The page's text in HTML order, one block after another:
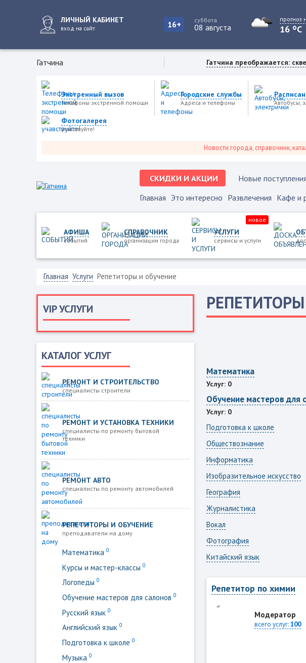
ЛИЧНЫЙ КАБИНЕТ
вход на сайт 16+ суббота
08 августа
прогноз
16 oC
Гатчина Гатчина преображается:
Экстренный вызов
Телефоны экстренной помощи
Городские службы
Адреса и телефоны Автобусы,
Фотогалерея
учавствуйте!
Новости города, справочник, каталог
СКИДКИ И АКЦИИ Новые поступления
Главная Это интересно Развлечения Кафе и
АФИША
событий
СПРАВОЧНИК
организации города
УСЛУГИ
сервисы и услуги
новое
Главная Услуги Репетиторы и обучение
VIP УСЛУГИ
КАТАЛОГ УСЛУГ
РЕМОНТ И СТРОИТЕЛЬСТВО
специалисты строители
РЕМОНТ И УСТАНОВКА ТЕХНИКИ
специалисты по ремонту бытовой
техники
РЕМОНТ АВТО
специалисты по ремонту автомобилей
РЕПЕТИТОРЫ И ОБУЧЕНИЕ
преподаватели на дому
Математика 0
Курсы и мастер-классы 0
Логопеды 0
Обучение мастеров для салонов 0
Русский язык 0
Английский язык 0
Подготовка к школе 0
Музыка 0
Математика
Услуг: 0
Обучение мастеров для
Услуг: 0
Подготовка к школе
Обществознание
Информатика
Изобразительное искусство
География
Журналистика
Вокал
Фотография
Китайский язык
Репетитор по химии
Модератор
всего услуг:100